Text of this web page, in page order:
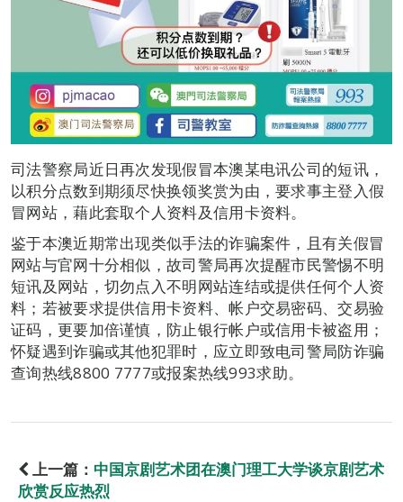
司法警察局近日再次发现假冒本澳某电讯公司的短讯，
以积分点数到期须尽快换领奖赏为由，要求事主登入假
冒网站，藉此套取个人资料及信用卡资料。
鉴于本澳近期常出现类似手法的诈骗案件，且有关假冒
网站与官网十分相似，故司警局再次提醒市民警惕不明
短讯及网站，切勿点入不明网站连结或提供任何个人资
料；若被要求提供信用卡资料、帐户交易密码、交易验
证码，更要加倍谨慎，防止银行帐户或信用卡被盗用；
怀疑遇到诈骗或其他犯罪时，应立即致电司警局防诈骗
查询热线8800 7777或报案热线993求助。
上一篇： 中国京剧艺术团在澳门理工大学谈京剧艺术
欣赏反应热烈